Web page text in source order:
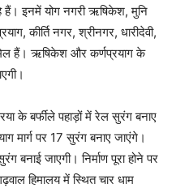
इनमें योग नगरी ऋषिकेश, मुनि
कीर्ति नगर, श्रीनगर, धारीदेवी,
हैं। ऋषिकेश और कर्णप्रयाग के
के बर्फीले पहाड़ों में रेल सुरंग बनाए
मार्ग पर 17 सुरंग बनाए जाएंगे।
जाएगी। निर्माण पूरा होने पर
हिमालय में स्थित चार धाम